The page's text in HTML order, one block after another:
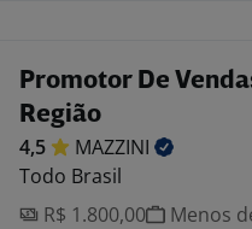
Promotor De
Região
4,5
MAZZINI
Todo Brasil
R$ 1.800,00
Menos